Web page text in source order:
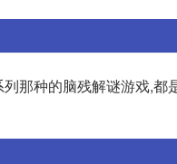
那种的脑残解谜游戏,都